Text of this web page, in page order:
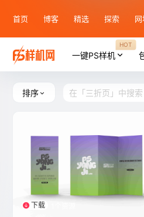
首页 博客 精选 探索
一键PS样机
HOT
排序
下载